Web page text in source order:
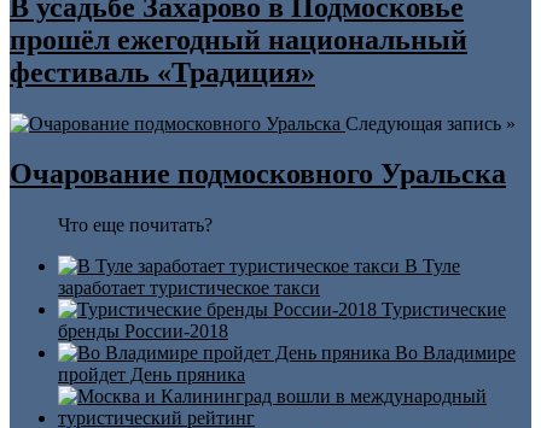
В усадьбе Захарово в Подмосковье
прошёл ежегодный национальный
фестиваль «Традиция»
Следующая запись »
Очарование подмосковного Уральска
Что еще почитать?
В Туле
заработает туристическое такси
Туристические
бренды России-2018
Во Владимире
пройдет День пряника